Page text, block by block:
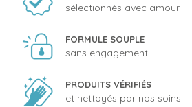
sélectionnés avec amour
FORMULE SOUPLE
sans engagement
PRODUITS VÉRIFIÉS
et nettoyés par nos soins